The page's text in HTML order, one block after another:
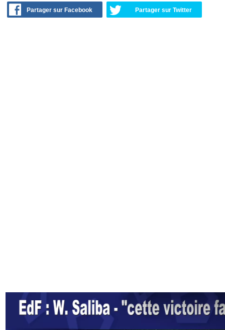
Partager sur Facebook Partager sur Twitter